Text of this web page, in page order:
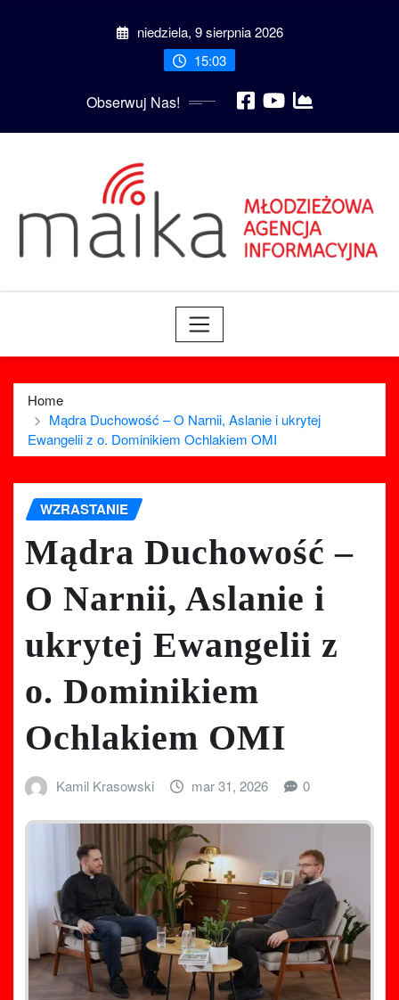
niedziela, 9 sierpnia 2026
15:03
Obserwuj Nas!
Home
Mądra Duchowość – O Narnii, Aslanie i ukrytej
Ewangelii z o. Dominikiem Ochlakiem OMI
WZRASTANIE
Mądra Duchowość –
O Narnii, Aslanie i
ukrytej Ewangelii z
o. Dominikiem
Ochlakiem OMI
Kamil Krasowski mar 31, 2026 0